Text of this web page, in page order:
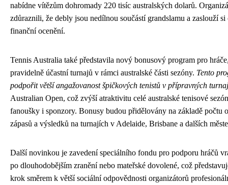
nabídne vítězům dohromady 220 tisíc australských dolarů.
zdůraznili, že debly jsou nedílnou součástí grandslamu a zaslouží
finanční ocenění.
Tennis Australia také představila nový bonusový program pro
pravidelně účastní turnajů v rámci australské části sezóny. Tento
podpořit větší angažovanost špičkových tenistů v přípravných
Australian Open, což zvýší atraktivitu celé australské tenisové
fanoušky i sponzory. Bonusy budou přidělovány na základě počtu
zápasů a výsledků na turnajích v Adelaide, Brisbane a dalších
Další novinkou je zavedení speciálního fondu pro podporu hráčů
po dlouhodobějším zranění nebo mateřské dovolené, což
krok směrem k větší sociální odpovědnosti organizátorů